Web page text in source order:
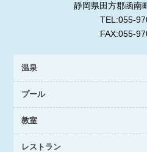
静岡県田方郡函南
TEL:055-
FAX:055-
温泉
プール
教室
レストラン